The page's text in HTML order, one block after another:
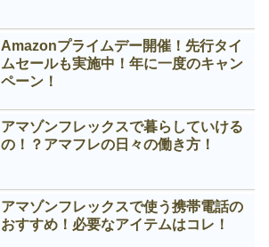
Amazonプライムデー開催！先行タイ
ムセールも実施中！年に一度のキャン
ペーン！
アマゾンフレックスで暮らしていける
の！？アマフレの日々の働き方！
アマゾンフレックスで使う携帯電話の
おすすめ！必要なアイテムはコレ！